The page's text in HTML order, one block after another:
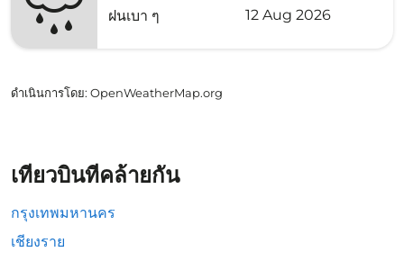
ฝนเบา ๆ
12 Aug 2026
ดำเนินการโดย: OpenWeatherMap.org
เที่ยวบินที่คล้ายกัน
กรุงเทพมหานคร
เชียงราย